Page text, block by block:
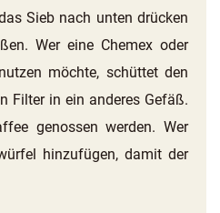
Sieb nach unten drücken
Wer eine Chemex oder
möchte, schüttet den
Filter in ein anderes Gefäß.
genossen werden. Wer
hinzufügen, damit der